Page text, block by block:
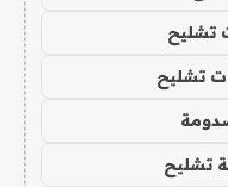
تشليح
تشليح
تشليح